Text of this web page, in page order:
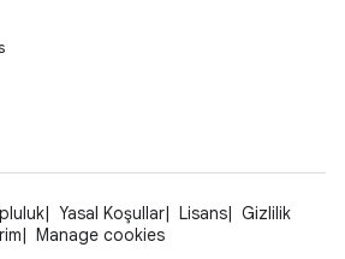
Yasal Koşullar Lisans
Gizlilik
Manage cookies